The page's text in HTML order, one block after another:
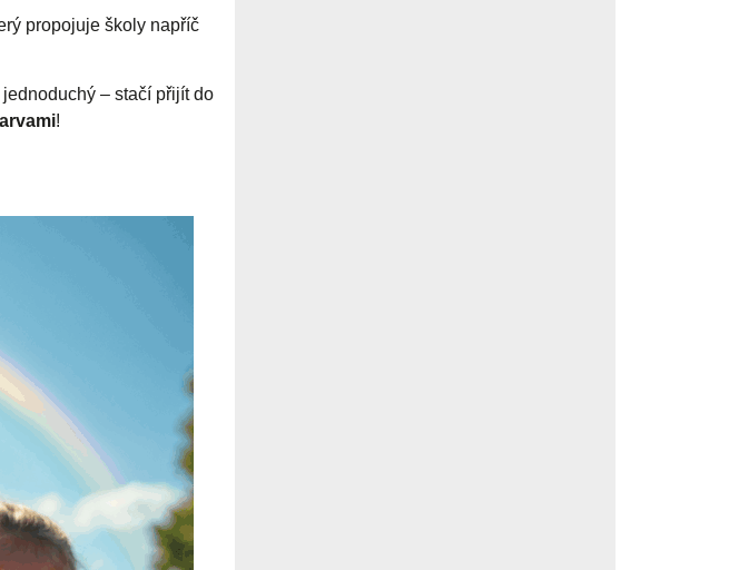
propojuje školy napříč
jednoduchý – stačí přijít do
!